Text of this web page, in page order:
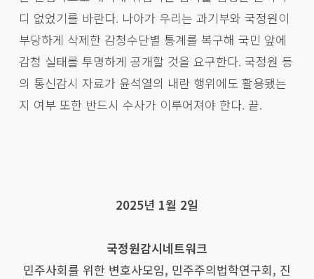
디 없었기를 바란다. 나아가 우리는 과기부와 국정원이
부당하게 삭제한 감청수단별 통계를 복구해 국민 앞에
감청 실태를 투명하게 공개할 것을 요구한다. 국정원 등
의 통신감시 자료가 윤석열의 내란 행위에도 활용됐는
지 여부 또한 반드시 수사가 이루어져야 한다. 끝.
2025년 1월 2일
국정원감시네트워크
민주사회를 위한 변호사모임, 민주주의법학연구회, 진